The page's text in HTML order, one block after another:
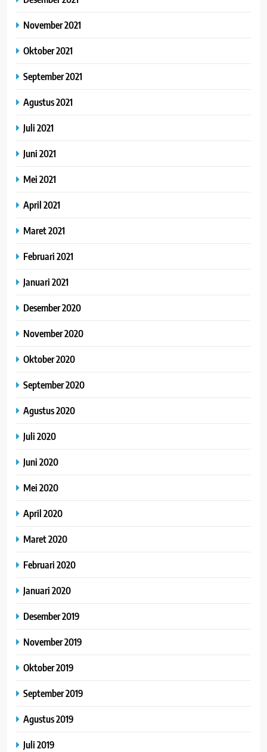
November 2021
Oktober 2021
September 2021
Agustus 2021
Juli 2021
Juni 2021
Mei 2021
April 2021
Maret 2021
Februari 2021
Januari 2021
Desember 2020
November 2020
Oktober 2020
September 2020
Agustus 2020
Juli 2020
Juni 2020
Mei 2020
April 2020
Maret 2020
Februari 2020
Januari 2020
Desember 2019
November 2019
Oktober 2019
September 2019
Agustus 2019
Juli 2019